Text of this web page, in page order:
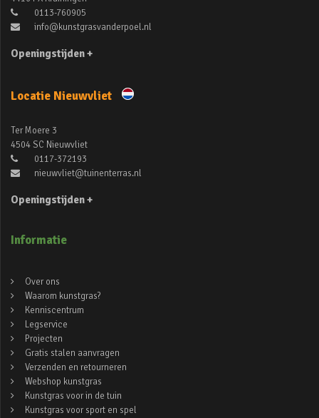
0113-760905
info@kunstgrasvanderpoel.nl
Openingstijden +
Locatie Nieuwvliet
Ter Moere 3
4504 SC Nieuwvliet
0117-372193
nieuwvliet@tuinenterras.nl
Openingstijden +
Informatie
Over ons
Waarom kunstgras?
Kenniscentrum
Legservice
Projecten
Gratis stalen aanvragen
Verzenden en retourneren
Webshop kunstgras
Kunstgras voor in de tuin
Kunstgras voor sport en spel